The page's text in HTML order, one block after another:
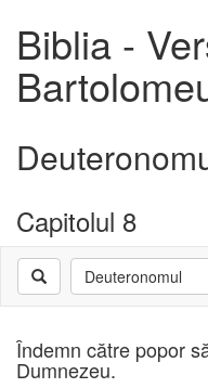
Biblia -
Capitolul 8
Deuteronomul
Îndemn către popor
Dumnezeu.